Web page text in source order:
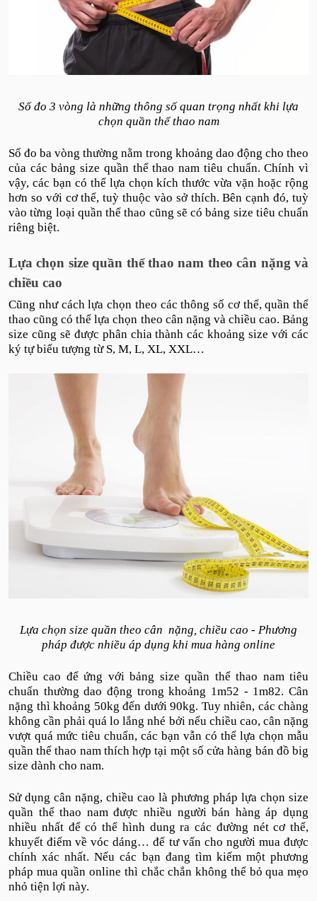
Số đo 3 vòng là những thông số quan trọng nhất khi lựa
chọn quần thể thao nam
Số đo ba vòng thường nằm trong khoảng dao động cho theo
của các bảng size quần thể thao nam tiêu chuẩn. Chính vì
vậy, các bạn có thể lựa chọn kích thước vừa vặn hoặc rộng
hơn so với cơ thể, tuỳ thuộc vào sở thích. Bên cạnh đó, tuỳ
vào từng loại quần thể thao cũng sẽ có bảng size tiêu chuẩn
riêng biệt.
Lựa chọn size quần thể thao nam theo cân nặng và
chiều cao
Cũng như cách lựa chọn theo các thông số cơ thể, quần thể
thao cũng có thể lựa chọn theo cân nặng và chiều cao. Bảng
size cũng sẽ được phân chia thành các khoảng size với các
ký tự biểu tượng từ S, M, L, XL, XXL…
Lựa chọn size quần theo cân nặng, chiều cao - Phương
pháp được nhiều áp dụng khi mua hàng online
Chiều cao để ứng với bảng size quần thể thao nam tiêu
chuẩn thường dao động trong khoảng 1m52 - 1m82. Cân
nặng thì khoảng 50kg đến dưới 90kg. Tuy nhiên, các chàng
không cần phải quá lo lắng nhé bởi nếu chiều cao, cân nặng
vượt quá mức tiêu chuẩn, các bạn vẫn có thể lựa chọn mẫu
quần thể thao nam thích hợp tại một số cửa hàng bán đồ big
size dành cho nam.
Sử dụng cân nặng, chiều cao là phương pháp lựa chọn size
quần thể thao nam được nhiều người bán hàng áp dụng
nhiều nhất để có thể hình dung ra các đường nét cơ thể,
khuyết điểm về vóc dáng… để tư vấn cho người mua được
chính xác nhất. Nếu các bạn đang tìm kiếm một phương
pháp mua quần online thì chắc chắn không thể bỏ qua mẹo
nhỏ tiện lợi này.